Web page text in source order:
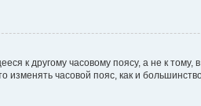
к другому часовому поясу, а не к
изменять часовой пояс, как и